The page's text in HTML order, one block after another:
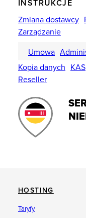
INSTRUKCJE
Zmiana dostawcy
Zarządzanie
Umowa
Kopia danych KAS
Reseller
HOSTING
Taryfy